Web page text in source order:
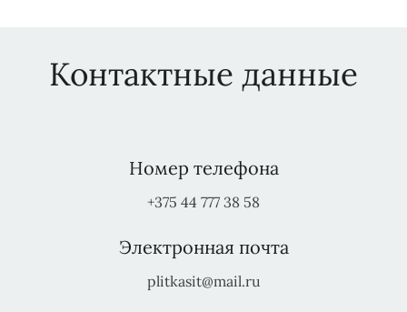
Контактные данные
Номер телефона
+375 44 777 38 58
Электронная почта
plitkasit@mail.ru